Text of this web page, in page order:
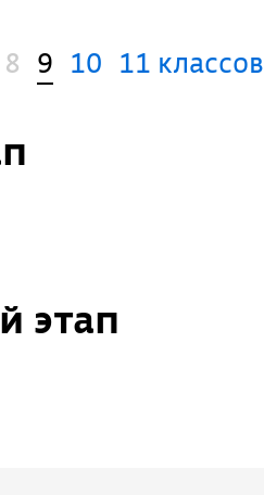
8 9 10 11 классов
этап